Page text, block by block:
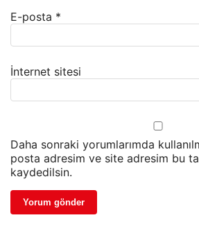
E-posta *
İnternet sitesi
Daha sonraki yorumlarımda
posta adresim ve site adresim bu
kaydedilsin.